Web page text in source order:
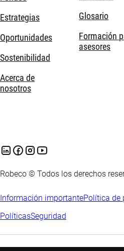
Estrategias
Oportunidades
Sostenibilidad
Acerca de
nosotros
Glosario
Formación
asesores
Robeco © Todos los derechos
Información importantePolítica de
PolíticasSeguridad